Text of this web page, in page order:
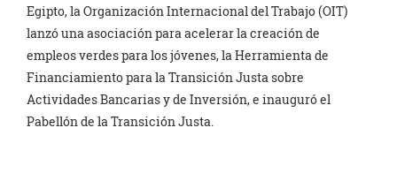
Egipto, la Organización Internacional del Trabajo (OIT)
lanzó una asociación para acelerar la creación de
empleos verdes para los jóvenes, la Herramienta de
Financiamiento para la Transición Justa sobre
Actividades Bancarias y de Inversión, e inauguró el
Pabellón de la Transición Justa.